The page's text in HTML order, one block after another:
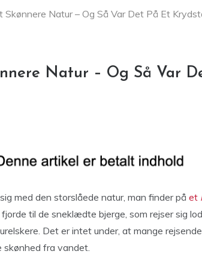
Skønnere Natur – Og Så Var Det På Et
Natur – Og Så Var
med den storslåede natur, man finder på et
til de sneklædte bjerge, som rejser sig
Det er intet under, at mange
fra vandet.